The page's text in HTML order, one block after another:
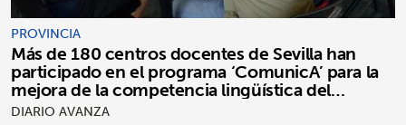
PROVINCIA
Más de 180 centros docentes de Sevilla han
participado en el programa ‘ComunicA’ para la
mejora de la competencia lingüística del
alumnado
DIARIO AVANZA